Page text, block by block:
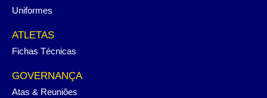
Uniformes
ATLETAS
Fichas Técnicas
GOVERNANÇA
Atas & Reuniões